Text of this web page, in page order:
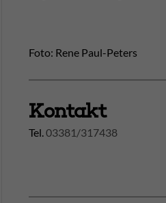
Foto: Rene Paul-Peters
Kontakt
Tel. 03381/317438